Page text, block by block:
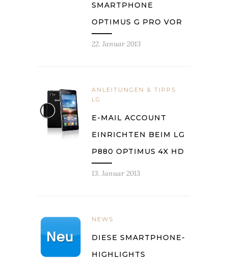
SMARTPHONE
OPTIMUS G PRO VOR
22. Januar 2013
ANLEITUNGEN & TIPPS
LG
E-MAIL ACCOUNT
EINRICHTEN BEIM LG
P880 OPTIMUS 4X HD
13. Januar 2013
NEWS
DIESE SMARTPHONE-
HIGHLIGHTS